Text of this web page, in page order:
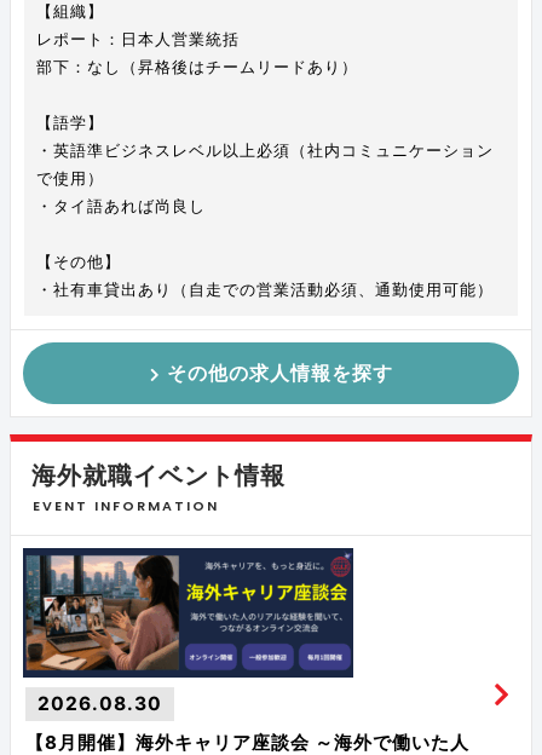
【組織】
レポート：日本人営業統括
部下：なし（昇格後はチームリードあり）
【語学】
・英語準ビジネスレベル以上必須（社内コミュニケーション
で使用）
・タイ語あれば尚良し
【その他】
・社有車貸出あり（自走での営業活動必須、通勤使用可能）
その他の求人情報を探す
海外就職イベント情報
EVENT INFORMATION
2026.08.30
【8月開催】海外キャリア座談会 ～海外で働いた人